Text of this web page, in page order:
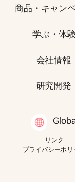
商品・キャン
学ぶ・体験
会社情報
研究開発
リンク
プライバシーポリ